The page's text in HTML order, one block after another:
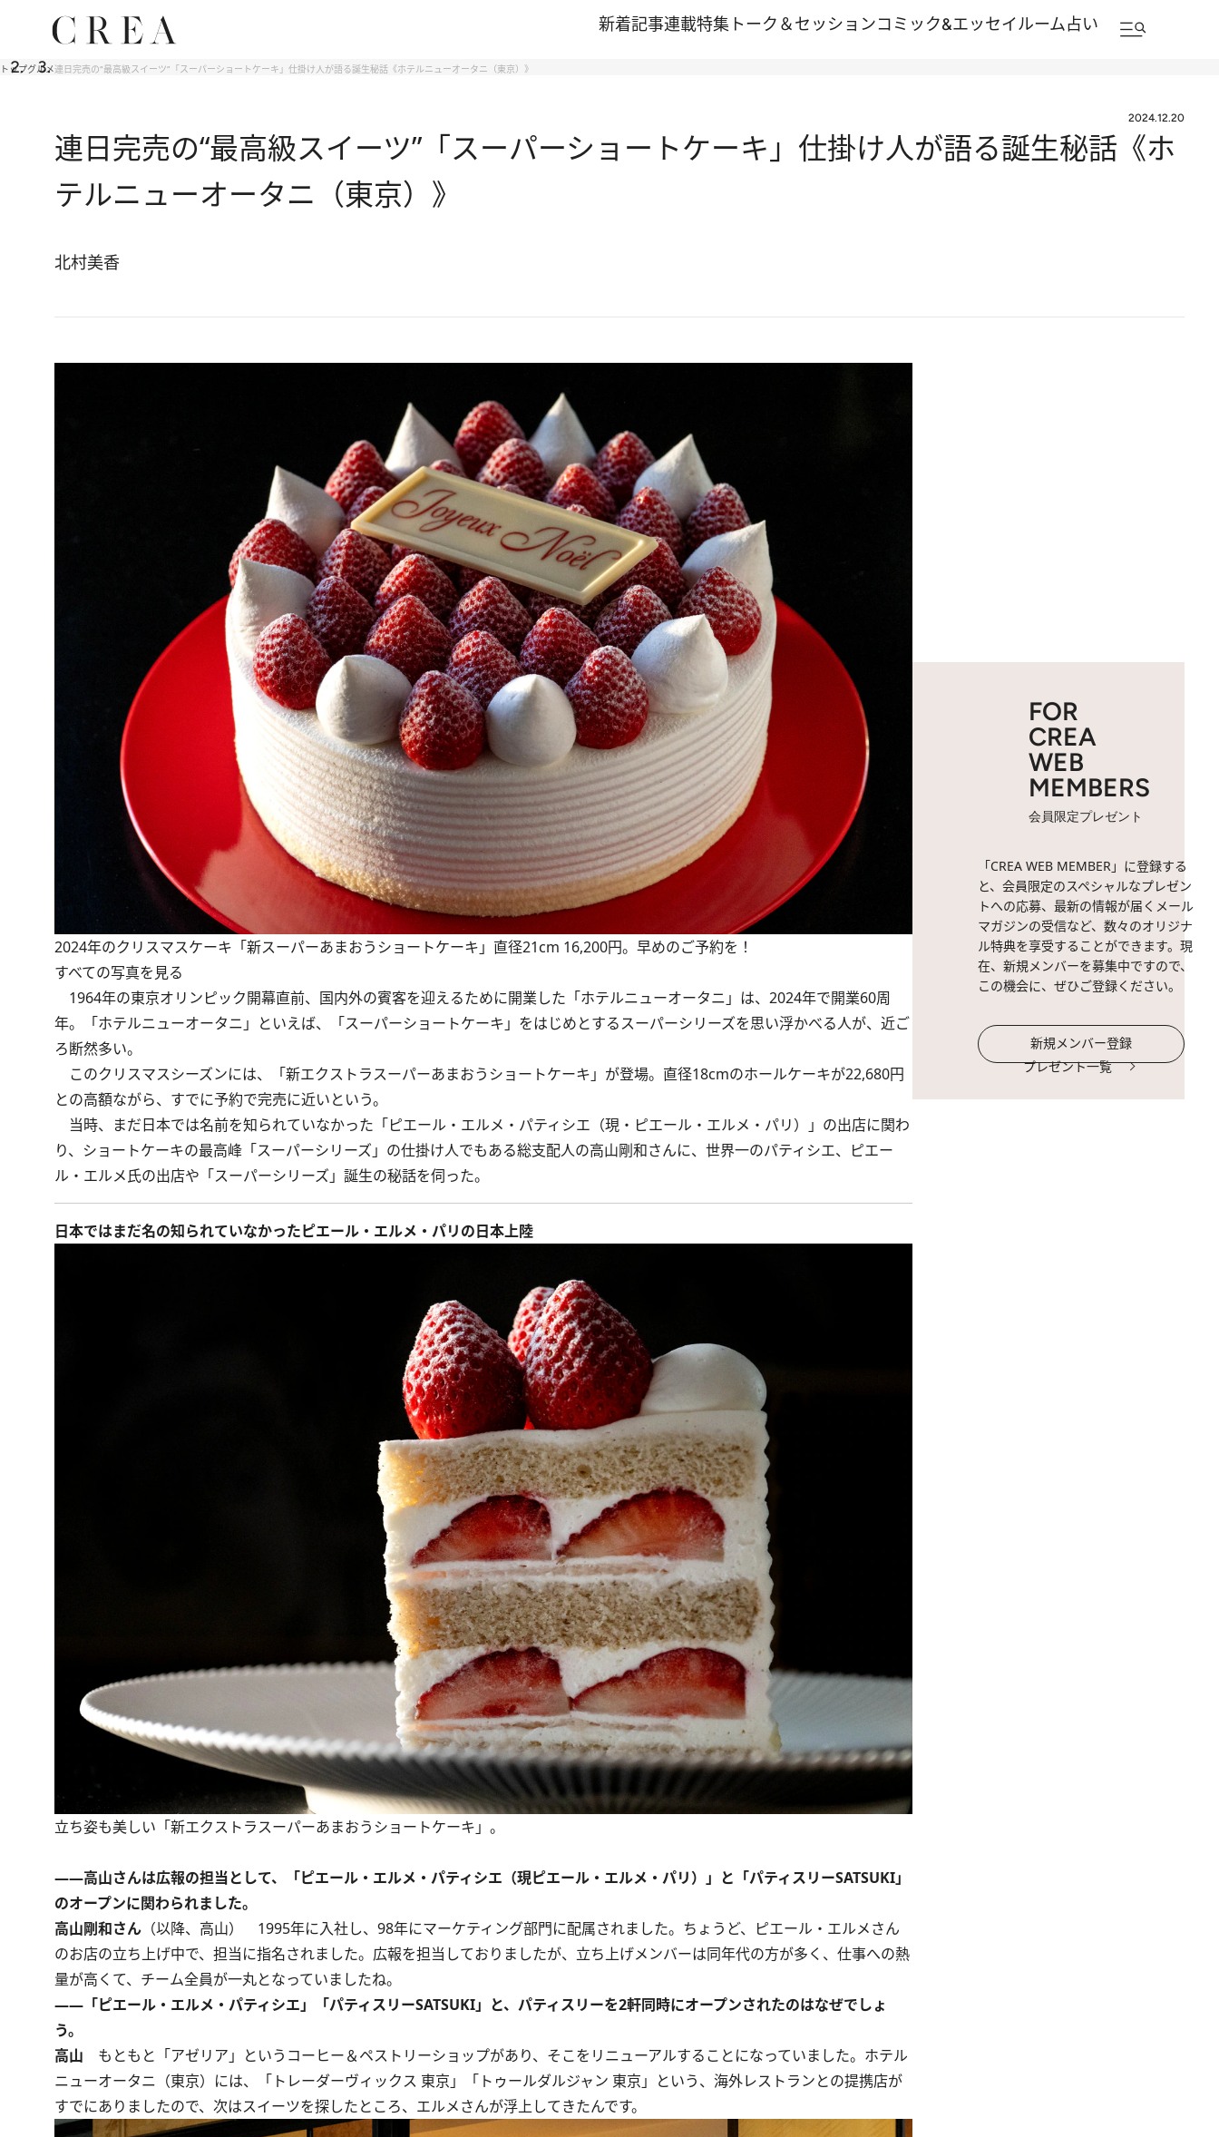
新着記事連載特集 トーク＆セッションコミック&エッセイルーム占い
トップグルメ連日完売の“最高級スイーツ”「スーパーショートケーキ」仕掛け人が語る誕生秘話《ホテルニューオータニ（東京）》
2024.12.20
連日完売の“最高級スイーツ”「スーパーショートケーキ」仕掛け人が語る誕生秘話《ホ
テルニューオータニ（東京）》
北村美香
2024年のクリスマスケーキ「新スーパーあまおうショートケーキ」直径21cm 16,200円。早めのご予約を！
すべての写真を見る
1964年の東京オリンピック開幕直前、国内外の賓客を迎えるために開業した「ホテルニューオータニ」は、2024年で開業60周
年。「ホテルニューオータニ」といえば、「スーパーショートケーキ」をはじめとするスーパーシリーズを思い浮かべる人が、近ご
ろ断然多い。
このクリスマスシーズンには、「新エクストラスーパーあまおうショートケーキ」が登場。直径18cmのホールケーキが22,680円
との高額ながら、すでに予約で完売に近いという。
当時、まだ日本では名前を知られていなかった「ピエール・エルメ・パティシエ（現・ピエール・エルメ・パリ）」の出店に関わ
り、ショートケーキの最高峰「スーパーシリーズ」の仕掛け人でもある総支配人の高山剛和さんに、世界一のパティシエ、ピエー
ル・エルメ氏の出店や「スーパーシリーズ」誕生の秘話を伺った。
日本ではまだ名の知られていなかったピエール・エルメ・パリの日本上陸
立ち姿も美しい「新エクストラスーパーあまおうショートケーキ」。
――高山さんは広報の担当として、「ピエール・エルメ・パティシエ（現ピエール・エルメ・パリ）」と「パティスリーSATSUKI」
のオープンに関わられました。
高山剛和さん （以降、高山） 1995年に入社し、98年にマーケティング部門に配属されました。ちょうど、ピエール・エルメさん
のお店の立ち上げ中で、担当に指名されました。広報を担当しておりましたが、立ち上げメンバーは同年代の方が多く、仕事への熱
量が高くて、チーム全員が一丸となっていましたね。
――「ピエール・エルメ・パティシエ」「パティスリーSATSUKI」と、パティスリーを2軒同時にオープンされたのはなぜでしょ
う。
高山 もともと「アゼリア」というコーヒー＆ペストリーショップがあり、そこをリニューアルすることになっていました。ホテル
ニューオータニ（東京）には、「トレーダーヴィックス 東京」「トゥールダルジャン 東京」という、海外レストランとの提携店が
すでにありましたので、次はスイーツを探したところ、エルメさんが浮上してきたんです。
FOR
CREA
WEB
MEMBERS
会員限定プレゼント
「CREA WEB MEMBER」に登録する
と、会員限定のスペシャルなプレゼン
トへの応募、最新の情報が届くメール
マガジンの受信など、数々のオリジナ
ル特典を享受することができます。現
在、新規メンバーを募集中ですので、
この機会に、ぜひご登録ください。
新規メンバー登録
プレゼント一覧